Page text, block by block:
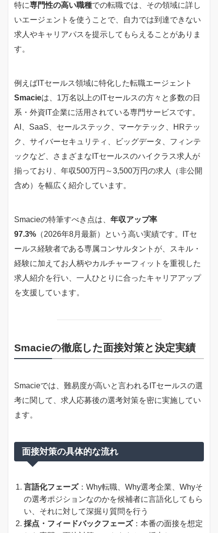
特に専門性の高い職種での転職では、その領域に詳し
いエージェントを使うことで、自力では到達できない
求人やキャリアパスを提示してもらえることがありま
す。
例えばITセールス領域に特化した転職エージェント
Smacieは、1万名以上のITセールスの方々と多数の日
系・外資IT企業に活用されている専門サービスです。
AI、SaaS、セールステック、マーケテック、HRテッ
ク、サイバーセキュリティ、ビッグデータ、フィンテ
ックなど、さまざまなITセールスのハイクラス求人が
揃っており、年収500万円～3,500万円の求人（非公開
含め）を幅広く紹介しています。
Smacieの特筆すべき点は、 年収アップ率
97.3% （2026年8月最新）という高い実績です。ITセ
ールス経験者である専属コンサルタントが、スキル・
経験に加えてお人柄やカルチャーフィットを重視した
求人紹介を行い、一人ひとりに合ったキャリアアップ
を支援しています。
Smacieの徹底した面接対策と決定実績
Smacieでは、難易度が高いと言われるITセールスの選
考に関して、求人応募後の選考対策を密に実施してい
ます。
面接対策の具体的な流れ
言語化フェーズ：Why転職、Why選考企業、Whyそ
の選考ポジションなのかを候補者に言語化してもら
い、それに対して深掘り質問を行う
採点・フィードバックフェーズ：本番の面接を想定